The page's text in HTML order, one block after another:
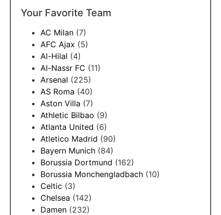
Your Favorite Team
AC Milan (7)
AFC Ajax (5)
Al-Hilal (4)
Al-Nassr FC (11)
Arsenal (225)
AS Roma (40)
Aston Villa (7)
Athletic Bilbao (9)
Atlanta United (6)
Atletico Madrid (90)
Bayern Munich (84)
Borussia Dortmund (162)
Borussia Monchengladbach (10)
Celtic (3)
Chelsea (142)
Damen (232)